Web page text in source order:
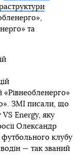
та
ЗМІ писали, що
VS Energy, яку
Олександр
клубу
— так званий